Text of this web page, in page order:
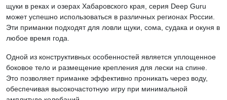
щуки в реках и озерах Хабаровского края, серия Deep Guru
может успешно использоваться в различных регионах России.
Эти приманки подходят для ловли щуки, сома, судака и окуня в
любое время года.
Одной из конструктивных особенностей является уплощенное
боковое тело и размещение крепления для лески на спине.
Это позволяет приманке эффективно проникать через воду,
обеспечивая высокочастотную игру при минимальной